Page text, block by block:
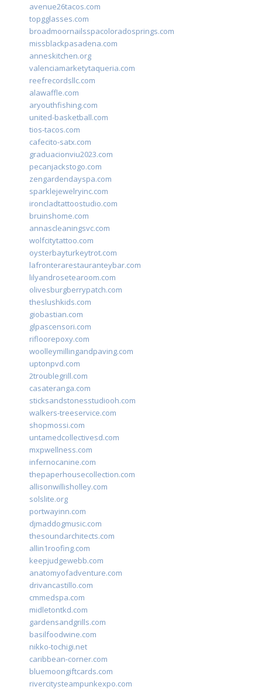
avenue26tacos.com
topgglasses.com
broadmoornailsspacoloradosprings.com
missblackpasadena.com
anneskitchen.org
valenciamarketytaqueria.com
reefrecordsllc.com
alawaffle.com
aryouthfishing.com
united-basketball.com
tios-tacos.com
cafecito-satx.com
graduacionviu2023.com
pecanjackstogo.com
zengardendayspa.com
sparklejewelryinc.com
ironcladtattoostudio.com
bruinshome.com
annascleaningsvc.com
wolfcitytattoo.com
oysterbayturkeytrot.com
lafronterarestauranteybar.com
lilyandrosetearoom.com
olivesburgberrypatch.com
theslushkids.com
giobastian.com
glpascensori.com
rifloorepoxy.com
woolleymillingandpaving.com
uptonpvd.com
2troublegrill.com
casateranga.com
sticksandstonesstudiooh.com
walkers-treeservice.com
shopmossi.com
untamedcollectivesd.com
mxpwellness.com
infernocanine.com
thepaperhousecollection.com
allisonwillisholley.com
solslite.org
portwayinn.com
djmaddogmusic.com
thesoundarchitects.com
allin1roofing.com
keepjudgewebb.com
anatomyofadventure.com
drivancastillo.com
cmmedspa.com
midletontkd.com
gardensandgrills.com
basilfoodwine.com
nikko-tochigi.net
caribbean-corner.com
bluemoongiftcards.com
rivercitysteampunkexpo.com